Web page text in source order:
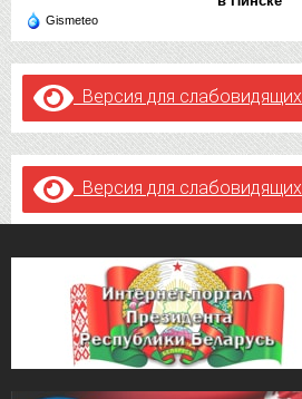
Gismeteo
Версия для слабовидящих
Версия для слабовидящих